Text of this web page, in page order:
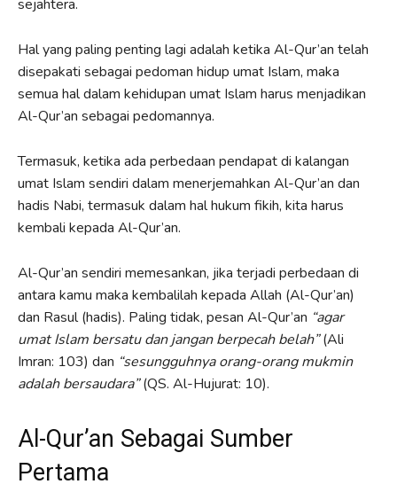
sejahtera.
Hal yang paling penting lagi adalah ketika Al-Qur’an telah
disepakati sebagai pedoman hidup umat Islam, maka
semua hal dalam kehidupan umat Islam harus menjadikan
Al-Qur’an sebagai pedomannya.
Termasuk, ketika ada perbedaan pendapat di kalangan
umat Islam sendiri dalam menerjemahkan Al-Qur’an dan
hadis Nabi, termasuk dalam hal hukum fikih, kita harus
kembali kepada Al-Qur’an.
Al-Qur’an sendiri memesankan, jika terjadi perbedaan di
antara kamu maka kembalilah kepada Allah (Al-Qur’an)
dan Rasul (hadis). Paling tidak, pesan Al-Qur’an “agar
umat Islam bersatu dan jangan berpecah belah”(Ali
Imran: 103) dan “sesungguhnya orang-orang mukmin
adalah bersaudara”(QS. Al-Hujurat: 10).
Al-Qur’an Sebagai Sumber
Pertama